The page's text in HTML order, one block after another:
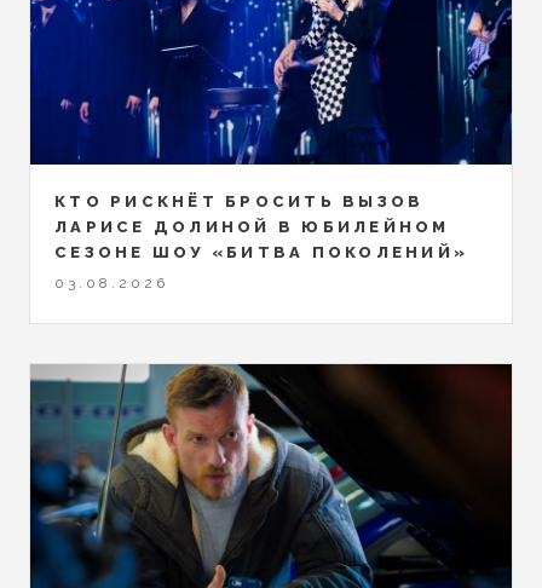
КТО РИСКНЁТ БРОСИТЬ ВЫЗОВ
ЛАРИСЕ ДОЛИНОЙ В ЮБИЛЕЙНОМ
СЕЗОНЕ ШОУ «БИТВА ПОКОЛЕНИЙ»
03.08.2026